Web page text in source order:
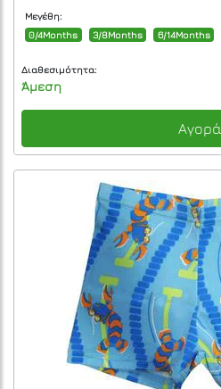
Μεγέθη:
0/4Months
3/8Months 6/14Months
Διαθεσιμότητα:
Άμεση
Αγορά